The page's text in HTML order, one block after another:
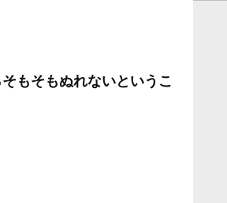
もそもぬれないというこ